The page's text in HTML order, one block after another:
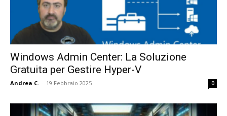
Windows Admin Center: La Soluzione
Gratuita per Gestire Hyper-V
Andrea C. - 19 Febbraio 2025 0